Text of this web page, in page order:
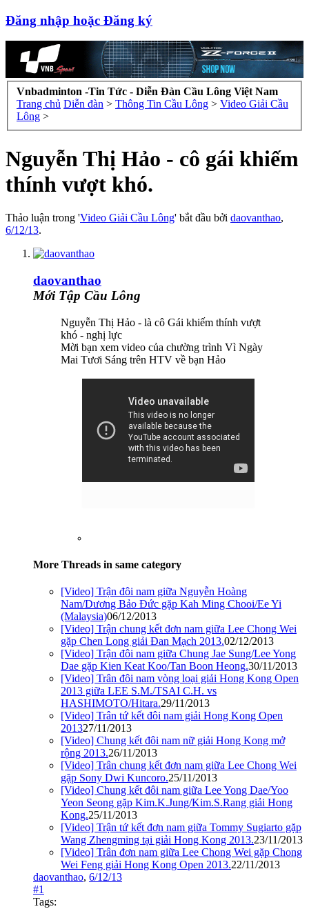
Đăng nhập hoặc Đăng ký
Vnbadminton -Tin Tức - Diễn Đàn Cầu Lông Việt Nam
Trang chủ Diễn đàn > Thông Tin Cầu Lông > Video Giải Cầu
Lông >
Nguyễn Thị Hảo - cô gái khiếm
thính vượt khó.
Thảo luận trong 'Video Giải Cầu Lông' bắt đầu bởi daovanthao,
6/12/13.
daovanthao
Mới Tập Cầu Lông
Nguyễn Thị Hảo - là cô Gái khiếm thính vượt
khó - nghị lực
Mời bạn xem video của chường trình Vì Ngày
Mai Tươi Sáng trên HTV về bạn Hảo
More Threads in same category
[Video] Trận đôi nam giữa Nguyễn Hoàng
Nam/Dương Bảo Đức gặp Kah Ming Chooi/Ee Yi
(Malaysia)06/12/2013
[Video] Trận chung kết đơn nam giữa Lee Chong Wei
gặp Chen Long giải Đan Mạch 2013.02/12/2013
[Video] Trận đôi nam giữa Chung Jae Sung/Lee Yong
Dae gặp Kien Keat Koo/Tan Boon Heong.30/11/2013
[Video] Trân đôi nam vòng loại giải Hong Kong Open
2013 giữa LEE S.M./TSAI C.H. vs
HASHIMOTO/Hitara.29/11/2013
[Video] Trân tứ kết đôi nam giải Hong Kong Open
201327/11/2013
[Video] Chung kết đôi nam nữ giải Hong Kong mở
rộng 2013.26/11/2013
[Video] Trân chung kết đơn nam giữa Lee Chong Wei
gặp Sony Dwi Kuncoro.25/11/2013
[Video] Chung kết đôi nam giữa Lee Yong Dae/Yoo
Yeon Seong gặp Kim.K.Jung/Kim.S.Rang giải Hong
Kong.25/11/2013
[Video] Trận tứ kết đơn nam giữa Tommy Sugiarto gặp
Wang Zhengming tại giải Hong Kong 2013.23/11/2013
[Video] Trân đơn nam giữa Lee Chong Wei gặp Chong
Wei Feng giải Hong Kong Open 2013.22/11/2013
daovanthao, 6/12/13
#1
Tags: